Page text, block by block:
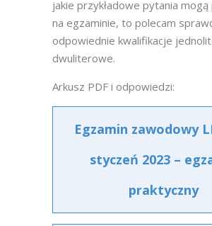
jakie przykładowe pytania
na egzaminie, to polecam
odpowiednie kwalifikacje
dwuliterowe.
Arkusz PDF i odpowiedzi:
Egzamin zawodowy
styczeń 2023 –
praktyczny